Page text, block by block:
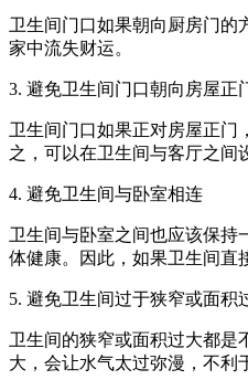
卫生间门口如果朝向厨房门的
家中流失财运。
3. 避免卫生间门口朝向房屋正
卫生间门口如果正对房屋正门
之，可以在卫生间与客厅之间
4. 避免卫生间与卧室相连
卫生间与卧室之间也应该保持
体健康。因此，如果卫生间直
5. 避免卫生间过于狭窄或面积
卫生间的狭窄或面积过大都是
大，会让水气太过弥漫，不利